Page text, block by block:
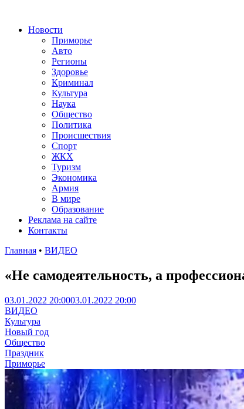
Новости
Приморье
Авто
Регионы
Здоровье
Криминал
Культура
Наука
Общество
Политика
Происшествия
Спорт
ЖКХ
Туризм
Экономика
Армия
В мире
Образование
Реклама на сайте
Контакты
Главная • ВИДЕО
«Не самодеятельность, а
03.01.2022 20:0003.01.2022 20:00
ВИДЕО
Культура
Новый год
Общество
Праздник
Приморье